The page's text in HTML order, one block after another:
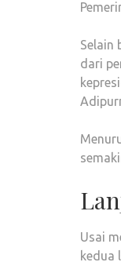
Selain
dari
Usai
kedua